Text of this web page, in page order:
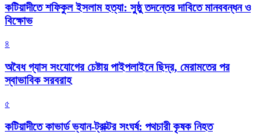
কটিয়াদীতে শফিকুল ইসলাম হত্যা: সুষ্ঠু তদন্তের দাবিতে মানববন্ধন ও
বিক্ষোভ
৪
অবৈধ গ্যাস সংযোগের চেষ্টায় পাইপলাইনে ছিদ্র, মেরামতের পর
স্বাভাবিক সরবরাহ
৫
কটিয়াদীতে কাভার্ড ভ্যান-ট্রাক্টর সংঘর্ষ: পথচারী কৃষক নিহত